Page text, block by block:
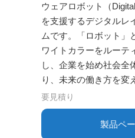
ウェアロボット（
を支援するデジタルレ
ムです。「ロボット」
ワイトカラーをルーテ
し、企業を始め社会全
り、未来の働き方を変
要見積り
製品ペ